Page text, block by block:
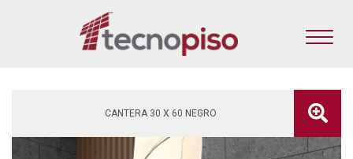
CANTERA 30 X 60 NEGRO